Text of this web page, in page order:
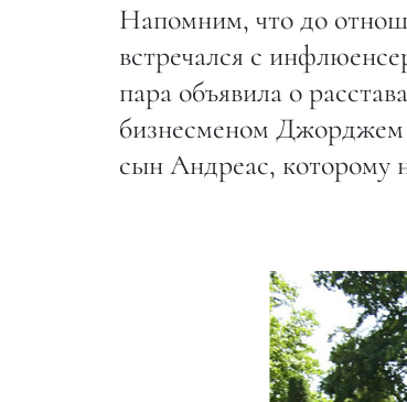
Напомним, что до
встречался с
пара объявила о
бизнесменом Джорджем
сын Андреас, которому